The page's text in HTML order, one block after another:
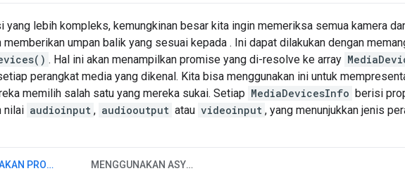
yang lebih kompleks, kemungkinan besar kita ingin memeriksa semua kamera
memberikan umpan balik yang sesuai kepada . Ini dapat dilakukan dengan
. Hal ini akan menampilkan promise yang di-resolve ke array
perangkat media yang dikenal. Kita bisa menggunakan ini untuk
memilih salah satu yang mereka sukai. Setiap MediaDevicesInfo berisi
nilai audioinput , audiooutput atau videoinput , yang menunjukkan jenis
MENGGUNAKAN PROMISE MENGGUNAKAN ASYNC/AWAIT